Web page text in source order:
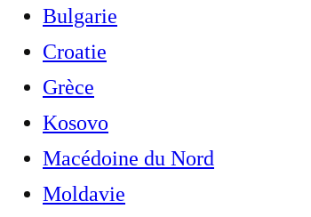
Bulgarie
Croatie
Grèce
Kosovo
Macédoine du Nord
Moldavie